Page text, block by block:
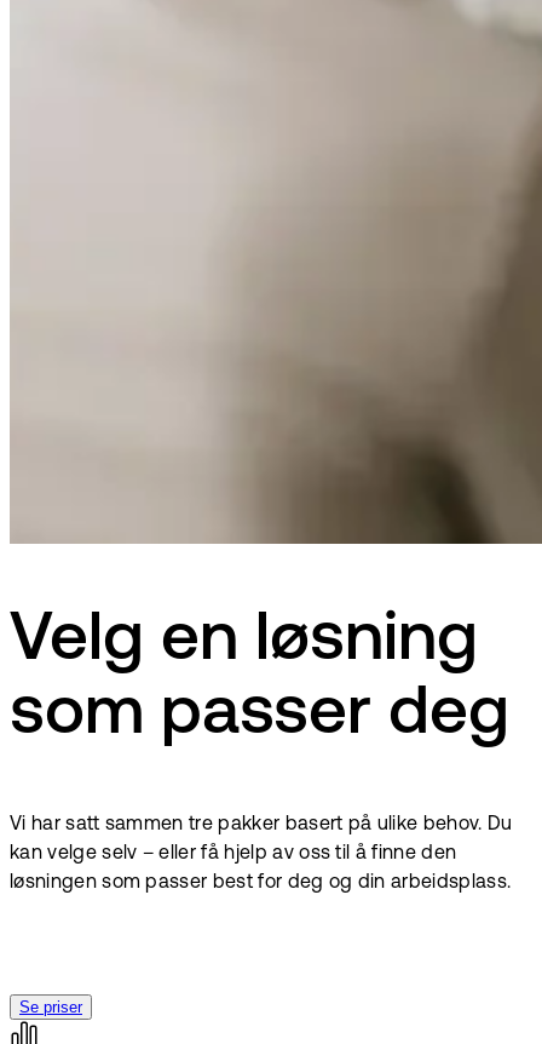
Velg en løsning
som passer deg
Vi har satt sammen tre pakker basert på ulike behov. Du
kan velge selv – eller få hjelp av oss til å finne den
løsningen som passer best for deg og din arbeidsplass.
Se priser